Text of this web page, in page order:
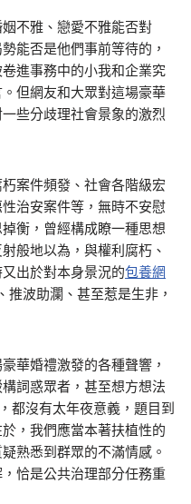
不雅、戀愛不雅能否對
能否是他們事前等待的，
進事務中的小我和企業究
但網友和大眾對這場豪華
些分歧理社會景象的激烈
案件頻發、社會各階級宏
治安案件等，無時不安慰
衡，曾經構成瞭一種思想
般地以為，與權利腐朽、
出於對本身景況的包養網
推波助瀾、甚至惹是生非，
華婚禮激發的各種聲響，
詞惑眾者，甚至想方想法
都沒有太年夜意義，題目到
，我們應當本著扶植性的
熟悉到群眾的不滿情感。
恰是公共治理部分任務重